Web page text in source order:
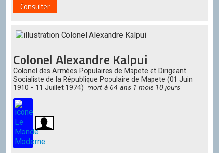
Consulter
Colonel Alexandre Kalpui
Colonel des Armées Populaires de Mapete et Dirigeant
Socialiste de la République Populaire de Mapete (01 Juin
1910 - 11 Juillet 1974) mort à 64 ans 1 mois 10 jours